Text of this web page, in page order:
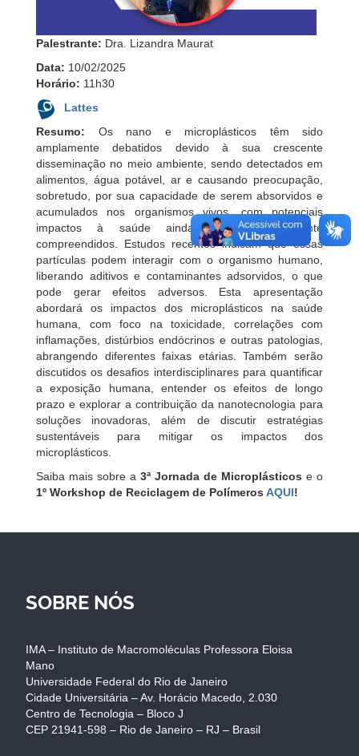
Palestrante: Dra. Lizandra Maurat
Data: 10/02/2025
Horário: 11h30
Lattes
Resumo: Os nano e microplásticos têm sido
amplamente debatidos devido à sua crescente
disseminação no meio ambiente, sendo detectados em
alimentos, água potável, ar e causando preocupação,
sobretudo, por sua capacidade de serem absorvidos e
acumulados nos organismos vivos, com potenciais
impactos à saúde ainda não completamente
compreendidos. Estudos recentes indicam que essas
partículas podem interagir com o organismo humano,
liberando aditivos e contaminantes adsorvidos, o que
pode gerar efeitos adversos. Esta apresentação
abordará os impactos dos microplásticos na saúde
humana, com foco na toxicidade, correlações com
inflamações, distúrbios endócrinos e outras patologias,
abrangendo diferentes faixas etárias. Também serão
discutidos os desafios interdisciplinares para quantificar
a exposição humana, entender os efeitos de longo
prazo e explorar a contribuição da nanotecnologia para
soluções inovadoras, além de discutir estratégias
sustentáveis para mitigar os impactos dos
microplásticos.
Saiba mais sobre a 3ª Jornada de Microplásticos e o
1º Workshop de Reciclagem de Polímeros AQUI!
SOBRE NÓS
IMA – Instituto de Macromoléculas Professora Eloisa
Mano
Universidade Federal do Rio de Janeiro
Cidade Universitária – Av. Horácio Macedo, 2.030
Centro de Tecnologia – Bloco J
CEP 21941-598 – Rio de Janeiro – RJ – Brasil